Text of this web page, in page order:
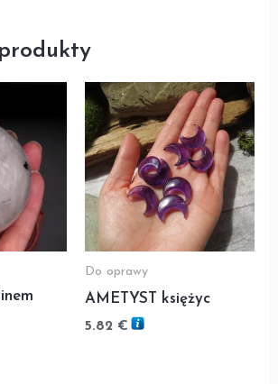
Do oprawy
AMETYST księżyc
5.82 €